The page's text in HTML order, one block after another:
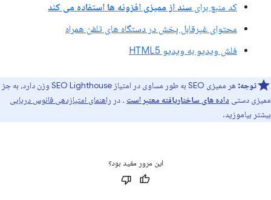
کد منبع برای سند از ممیزی افزونه ها استفاده می کند
محتوای غیرقابل پخش در دستگاه های تلفن همراه
فلش ویدیو به ویدیو HTML5
توجه:
هر ممیزی SEO به طور مساوی در امتیاز SEO Lighthouse وزن دارد، به جز
ممیزی دستی داده های ساختاریافته معتبر است . در راهنمای امتیازدهی فانوس دریایی
بیشتر بیاموزید.
این مرور مفید بود؟